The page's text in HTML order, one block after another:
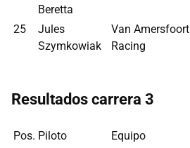
Beretta
25
Jules
Szymkowiak
Van Amersfoort
Racing
Resultados carrera 3
Pos. Piloto Equipo